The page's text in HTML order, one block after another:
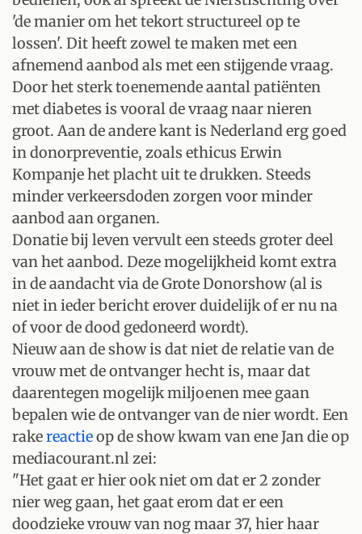
'de manier om het tekort structureel op te
lossen'. Dit heeft zowel te maken met een
afnemend aanbod als met een stijgende vraag.
Door het sterk toenemende aantal patiënten
met diabetes is vooral de vraag naar nieren
groot. Aan de andere kant is Nederland erg goed
in donorpreventie, zoals ethicus Erwin
Kompanje het placht uit te drukken. Steeds
minder verkeersdoden zorgen voor minder
aanbod aan organen.
Donatie bij leven vervult een steeds groter deel
van het aanbod. Deze mogelijkheid komt extra
in de aandacht via de Grote Donorshow (al is
niet in ieder bericht erover duidelijk of er nu na
of voor de dood gedoneerd wordt).
Nieuw aan de show is dat niet de relatie van de
vrouw met de ontvanger hecht is, maar dat
daarentegen mogelijk miljoenen mee gaan
bepalen wie de ontvanger van de nier wordt. Een
rakereactieop de show kwam van ene Jan die op
mediacourant.nl zei:
"Het gaat er hier ook niet om dat er 2 zonder
nier weg gaan, het gaat erom dat er een
doodzieke vrouw van nog maar 37, hier haar